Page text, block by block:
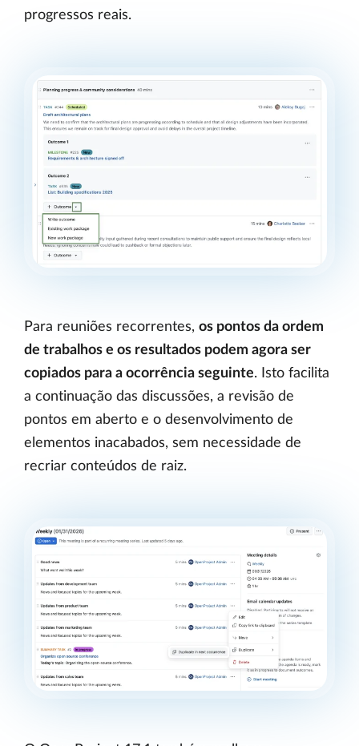
progressos reais.
Para reuniões recorrentes, os pontos da ordem
de trabalhos e os resultados podem agora ser
copiados para a ocorrência seguinte. Isto facilita
a continuação das discussões, a revisão de
pontos em aberto e o desenvolvimento de
elementos inacabados, sem necessidade de
recriar conteúdos de raiz.